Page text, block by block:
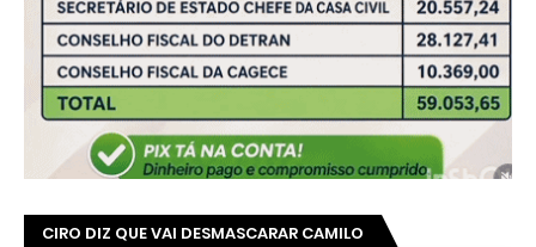
CIRO DIZ QUE VAI DESMASCARAR CAMILO